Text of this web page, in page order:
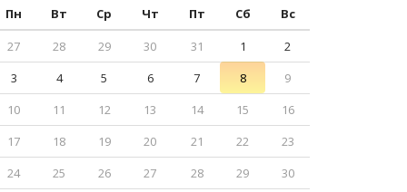
Пн
Вт Ср Чт Пт Сб
Вс
27
28 29 30 31 1
2
3
4 5 6 7 8
9
10
11 12 13 14 15
16
17
18 19 20 21 22
23
24
25 26 27 28 29
30